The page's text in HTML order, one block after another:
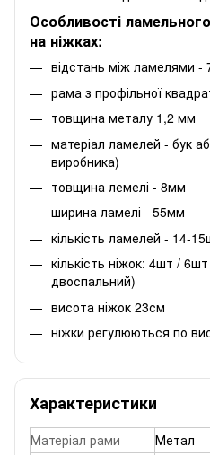
Особливості
на ніжках:
відстань між ламелями -
рама з профільної
товщина металу 1,2 мм
матеріал ламелей - бук
виробника)
товщина лемелі - 8мм
ширина ламелі - 55мм
кількість ламелей - 14-
кількість ніжок: 4шт /
двоспальний)
висота ніжок 23см
ніжки регулюються по
Характеристики
Матеріал рами
Метал